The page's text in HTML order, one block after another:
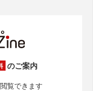
のご案内
覧できます